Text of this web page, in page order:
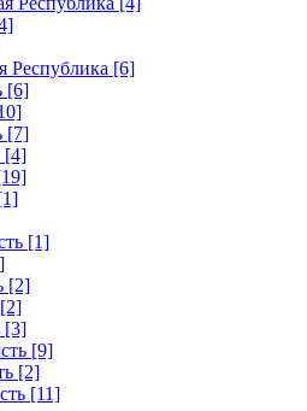
Республика [6]
[6]
[7]
[4]
[1]
[2]
[3]
[9]
[2]
[11]